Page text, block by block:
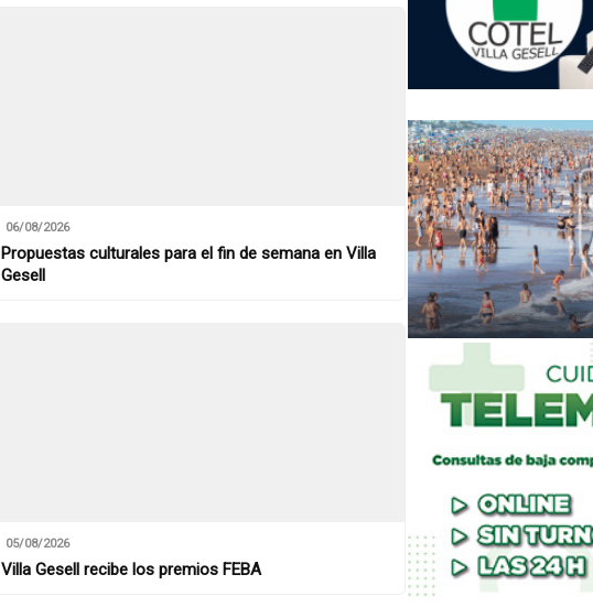
06/08/2026
Propuestas culturales para el fin de semana en Villa
Gesell
05/08/2026
Villa Gesell recibe los premios FEBA